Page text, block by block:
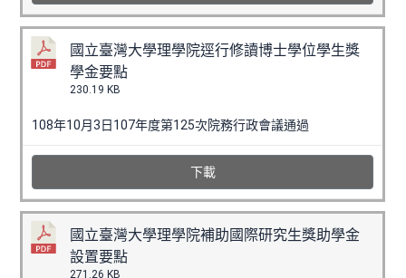
國立臺灣大學理學院逕行修讀博士學位學生獎
學金要點
230.19 KB
108年10月3日107年度第125次院務行政會議通過
下載
國立臺灣大學理學院補助國際研究生獎助學金
設置要點
271.26 KB